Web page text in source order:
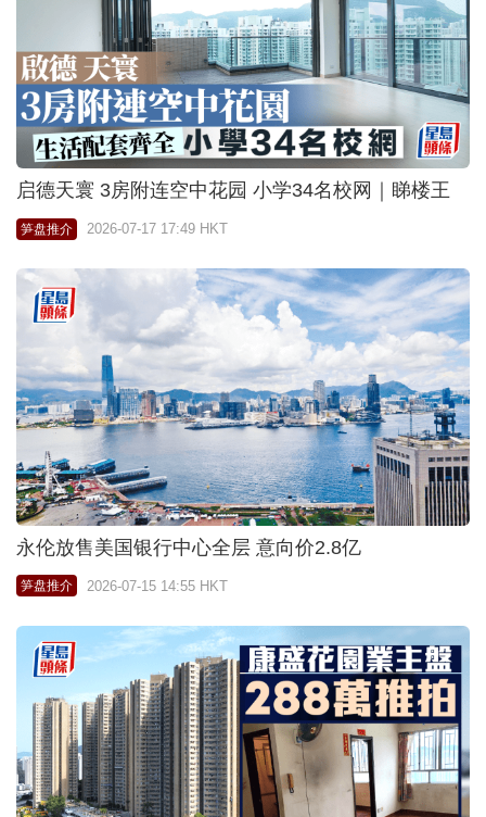
启德天寰 3房附连空中花园 小学34名校网｜睇楼王
笋盘推介 2026-07-17 17:49 HKT
永伦放售美国银行中心全层 意向价2.8亿
笋盘推介 2026-07-15 14:55 HKT